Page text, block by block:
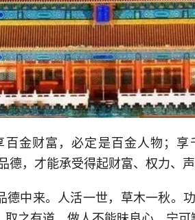
百金财富，必定是百金人物；
德，才能承受得起财富、权力、声
德中来。人活一世，草木一秋。